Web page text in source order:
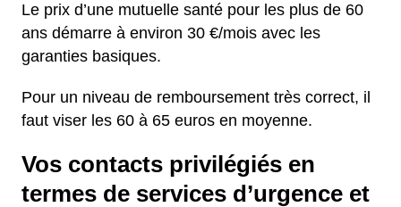
Le prix d’une mutuelle santé pour les plus de 60
ans démarre à environ 30 €/mois avec les
garanties basiques.
Pour un niveau de remboursement très correct, il
faut viser les 60 à 65 euros en moyenne.
Vos contacts privilégiés en
termes de services d’urgence et